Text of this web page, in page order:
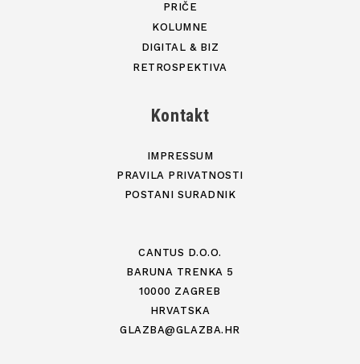
PRIČE
KOLUMNE
DIGITAL & BIZ
RETROSPEKTIVA
Kontakt
IMPRESSUM
PRAVILA PRIVATNOSTI
POSTANI SURADNIK
CANTUS D.O.O.
BARUNA TRENKA 5
10000 ZAGREB
HRVATSKA
GLAZBA@GLAZBA.HR